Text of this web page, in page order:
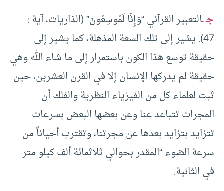
جـ ـالتعبير القرآني “وَإِنَّا لَمُوسِعُونَ” (الذاريات، آية :
47). يشير إلى تلك السعة المذهلة، كما يشير إلى
حقيقة توسع هذا الكون باستمرار إلى ما شاء الله وهي
حقيقة لم يدركها الإنسان إلا في القرن العشرين، حين
ثبت لعلماء كل من الفيزياء النظرية والفلك أن
المجرات تتباعد عنا وعن بعضها البعض بسرعات
تتزايد بتزايد بعدها عن مجرتنا، وتقترب أحياناً من
سرعة الضوء “المقدر بحوالي ثلاثمائة ألف كيلو متر
في الثانية.